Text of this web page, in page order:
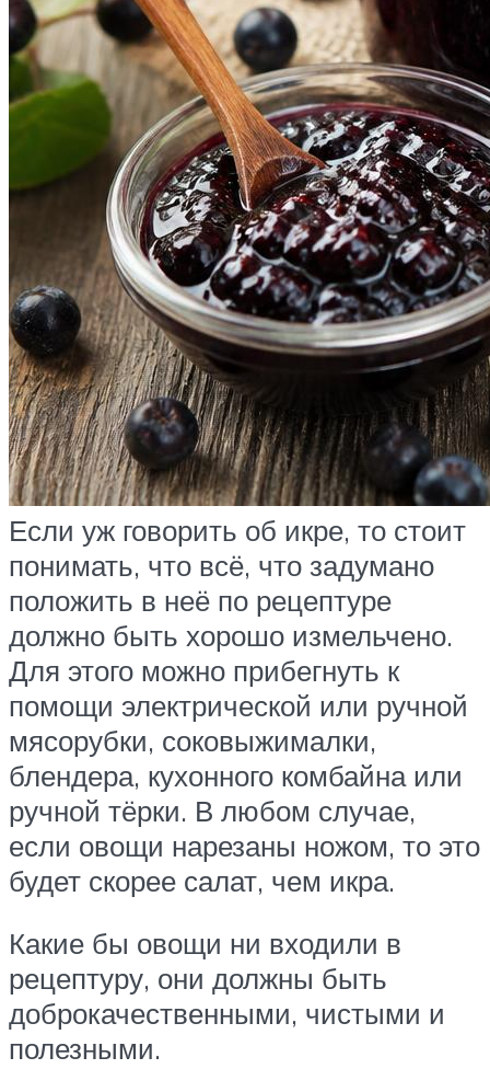
Если уж говорить об икре, то стоит
понимать, что всё, что задумано
положить в неё по рецептуре
должно быть хорошо измельчено.
Для этого можно прибегнуть к
помощи электрической или ручной
мясорубки, соковыжималки,
блендера, кухонного комбайна или
ручной тёрки. В любом случае,
если овощи нарезаны ножом, то это
будет скорее салат, чем икра.
Какие бы овощи ни входили в
рецептуру, они должны быть
доброкачественными, чистыми и
полезными.